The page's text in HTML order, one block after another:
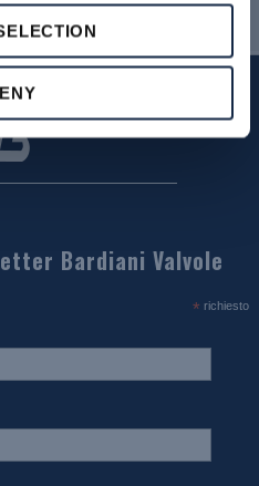
Bardiani Valvole
* richiesto